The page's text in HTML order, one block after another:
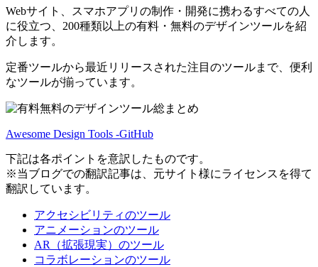
Webサイト、スマホアプリの制作・開発に携わるすべての人
に役立つ、200種類以上の有料・無料のデザインツールを紹
介します。
定番ツールから最近リリースされた注目のツールまで、便利
なツールが揃っています。
Awesome Design Tools -GitHub
下記は各ポイントを意訳したものです。
※当ブログでの翻訳記事は、元サイト様にライセンスを得て
翻訳しています。
アクセシビリティのツール
アニメーションのツール
AR（拡張現実）のツール
コラボレーションのツール